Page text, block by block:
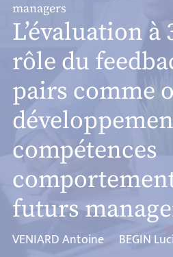
managers
L’évaluation à
rôle du
pairs comme
compétences
futurs
VENIARD Antoine BEGIN